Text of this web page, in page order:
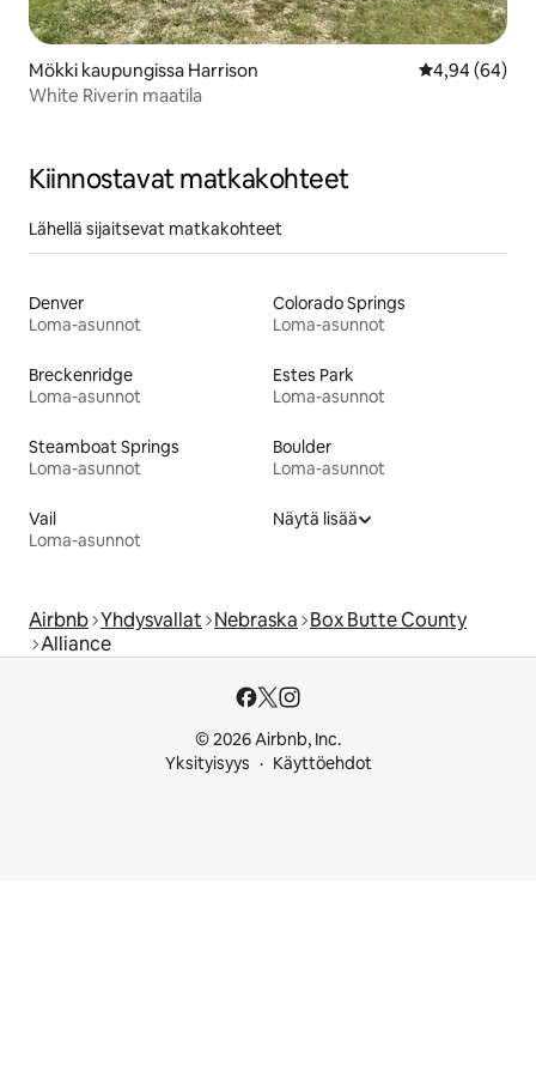
Mökki kaupungissa Harrison
4,94 (64)
White Riverin maatila
Kiinnostavat matkakohteet
Lähellä sijaitsevat matkakohteet
Denver
Loma-asunnot
Colorado Springs
Loma-asunnot
Breckenridge
Loma-asunnot
Estes Park
Loma-asunnot
Steamboat Springs
Loma-asunnot
Boulder
Loma-asunnot
Vail
Loma-asunnot
Näytä lisää
Airbnb Yhdysvallat Nebraska Box Butte County
Alliance
© 2026 Airbnb, Inc.
Yksityisyys
Käyttöehdot